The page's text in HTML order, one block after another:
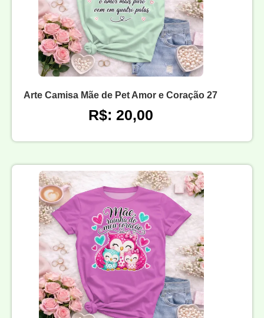
Arte Camisa Mãe de Pet Amor e Coração 27
R$: 20,00